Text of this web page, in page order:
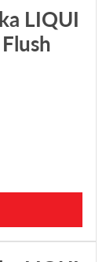
LIQUI
quantity